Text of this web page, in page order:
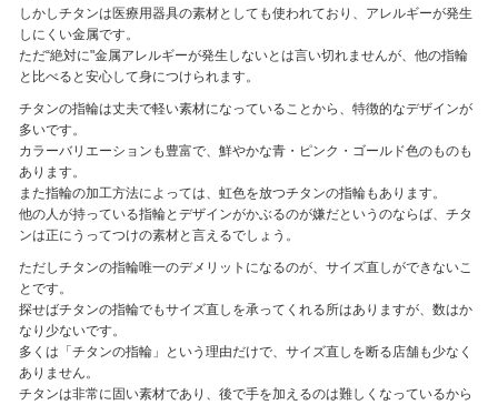
しかしチタンは医療用器具の素材としても使われており、アレルギーが発生
しにくい金属です。
ただ“絶対に"金属アレルギーが発生しないとは言い切れませんが、他の指輪
と比べると安心して身につけられます。
チタンの指輪は丈夫で軽い素材になっていることから、特徴的なデザインが
多いです。
カラーバリエーションも豊富で、鮮やかな青・ピンク・ゴールド色のものも
あります。
また指輪の加工方法によっては、虹色を放つチタンの指輪もあります。
他の人が持っている指輪とデザインがかぶるのが嫌だというのならば、チタ
ンは正にうってつけの素材と言えるでしょう。
ただしチタンの指輪唯一のデメリットになるのが、サイズ直しができないこ
とです。
探せばチタンの指輪でもサイズ直しを承ってくれる所はありますが、数はか
なり少ないです。
多くは「チタンの指輪」という理由だけで、サイズ直しを断る店舗も少なく
ありません。
チタンは非常に固い素材であり、後で手を加えるのは難しくなっているから